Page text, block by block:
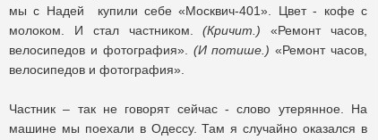
мы с Надей купили себе «Москвич-401». Цвет - кофе с
молоком. И стал частником.(Кричит.) «Ремонт часов,
велосипедов и фотография». (И потише.) «Ремонт часов,
велосипедов и фотография».
Частник – так не говорят сейчас - слово утерянное. На
машине мы поехали в Одессу. Там я случайно оказался в